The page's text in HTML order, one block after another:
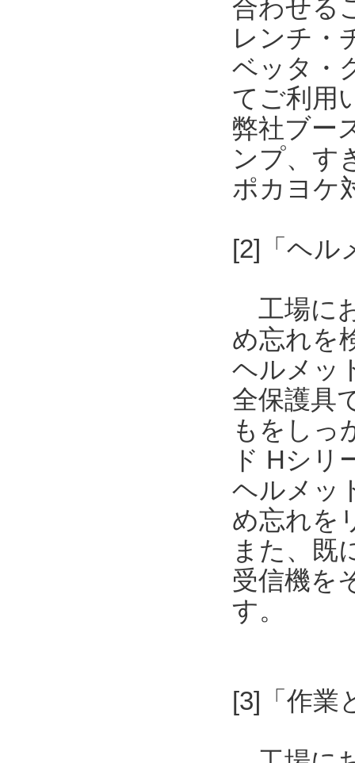
合わせる
レンチ・
ベッタ・
てご利用
弊社ブー
ンプ、す
ポカヨケ
[2]「ヘル
工場に
め忘れを
ヘルメッ
全保護具
もをしっ
ド Hシリ
ヘルメッ
め忘れを
また、既
受信機を
す。
[3]「作業